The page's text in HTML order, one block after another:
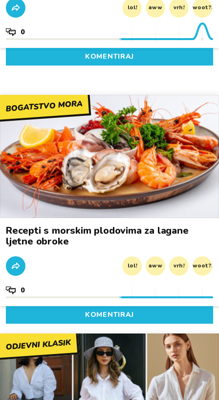
lol! aww vrh! woot?!
0
KOMENTIRAJ
BOGATSTVO MORA
Recepti s morskim plodovima za lagane
ljetne obroke
lol! aww vrh! woot?!
0
KOMENTIRAJ
ODJEVNI KLASIK